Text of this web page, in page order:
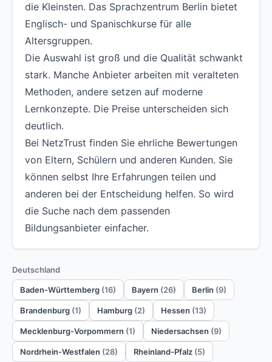
die Kleinsten. Das Sprachzentrum Berlin bietet
Englisch- und Spanischkurse für alle
Altersgruppen.
Die Auswahl ist groß und die Qualität schwankt
stark. Manche Anbieter arbeiten mit veralteten
Methoden, andere setzen auf moderne
Lernkonzepte. Die Preise unterscheiden sich
deutlich.
Bei NetzTrust finden Sie ehrliche Bewertungen
von Eltern, Schülern und anderen Kunden. Sie
können selbst Ihre Erfahrungen teilen und
anderen bei der Entscheidung helfen. So wird
die Suche nach dem passenden
Bildungsanbieter einfacher.
Deutschland
Baden-Württemberg (16) Bayern (26) Berlin (9)
Brandenburg (1) Hamburg (2) Hessen (13)
Mecklenburg-Vorpommern (1) Niedersachsen (9)
Nordrhein-Westfalen (28) Rheinland-Pfalz (5)